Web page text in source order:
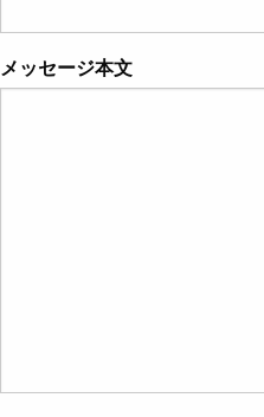
メッセージ本文